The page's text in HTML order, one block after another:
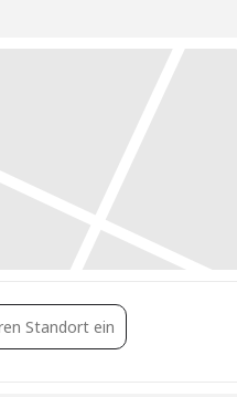
als Weg und Platz